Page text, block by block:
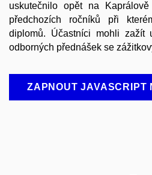
uskutečnilo opět na
předchozích ročníků při
diplomů. Účastníci mohli zažít
odborných přednášek se
ZAPNOUT JAVASCRIPT